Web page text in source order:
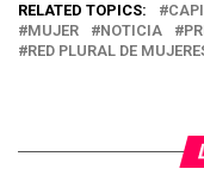
RELATED TOPICS:
MUJER
NOTICIA
RED PLURAL DE